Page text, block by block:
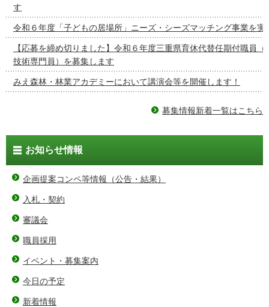
す
令和６年度「子どもの居場所」ニーズ・シーズマッチング事業を実
【応募を締め切りました】令和６年度三重県育休代替任期付職員
技術専門員）を募集します
みえ森林・林業アカデミーにおいて講演会等を開催します！
募集情報新着一覧はこちら
お知らせ情報
企画提案コンペ等情報（公告・結果）
入札・契約
審議会
職員採用
イベント・募集案内
今日の予定
新着情報